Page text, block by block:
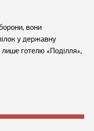
вони
у державну
лише готелю «Поділля»,